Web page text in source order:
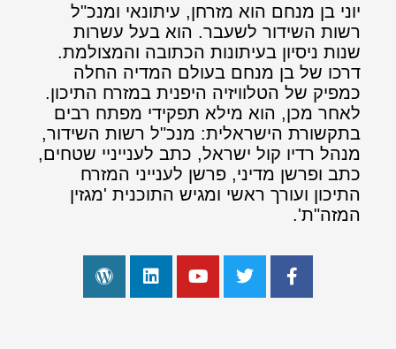
יוני בן מנחם הוא מזרחן, עיתונאי ומנכ"ל
רשות השידור לשעבר. הוא בעל עשרות
שנות ניסיון בעיתונות הכתובה והמצולמת.
דרכו של בן מנחם בעולם המדיה החלה
כמפיק של הטלוויזיה היפנית במזרח התיכון.
לאחר מכן, הוא מילא תפקידי מפתח רבים
בתקשורת הישראלית: מנכ"ל רשות השידור,
מנהל רדיו קול ישראל, כתב לענייניי שטחים,
כתב ופרשן מדיני, פרשן לענייני המזרח
התיכון ועורך ראשי ומגיש התוכנית 'מגזין
המזה"ת'.